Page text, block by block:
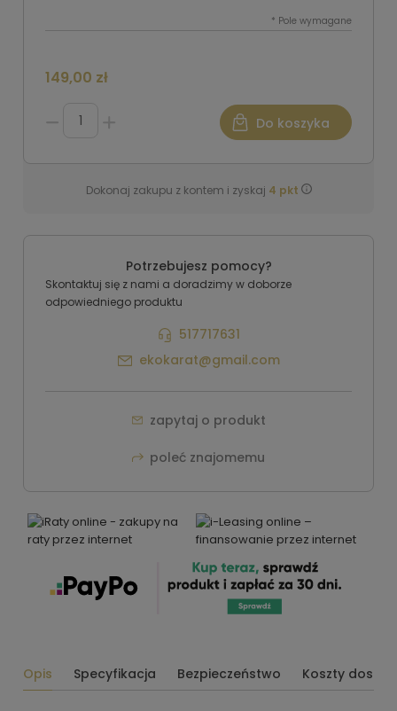
* Pole wymagane
149,00 zł
Do koszyka
Dokonaj zakupu z kontem i zyskaj 4 pkt
Potrzebujesz pomocy?
Skontaktuj się z nami a doradzimy w doborze
odpowiedniego produktu
517717631
ekokarat@gmail.com
zapytaj o produkt
poleć znajomemu
Opis Specyfikacja Bezpieczeństwo Koszty